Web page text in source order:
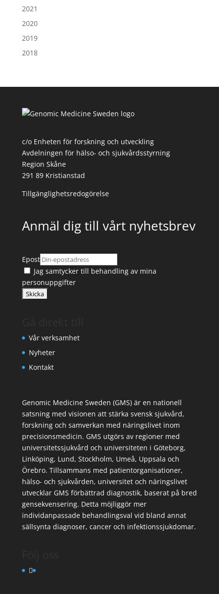
2021
2020
2019
2018
c/o Enheten för forskning och utveckling
Avdelningen för hälso- och sjukvårdsstyrning
Region Skåne
291 89 Kristianstad
Tillgänglighetsredogörelse
Anmäl dig till vårt nyhetsbrev
Epost
Jag samtycker till behandling av mina
personuppgifter
Vår verksamhet
Nyheter
Kontakt
Genomic Medicine Sweden (GMS) är en nationell
satsning med visionen att stärka svensk sjukvård,
forskning och samverkan med näringslivet inom
precisionsmedicin. GMS utgörs av regioner med
universitetssjukvård och universiteten i Göteborg,
Linköping, Lund, Stockholm, Umeå, Uppsala och
Örebro. Tillsammans med patientorganisationer,
hälso- och sjukvården, universitet och näringslivet
utvecklar GMS förbättrad diagnostik, baserat på bred
gensekvensering. Detta möjliggör mer
individanpassade behandlingsval vid bland annat
sällsynta diagnoser, cancer och infektionssjukdomar.